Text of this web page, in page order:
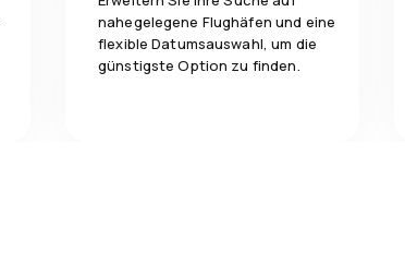
nahegelegene Flughäfen und eine
flexible Datumsauswahl, um die
günstigste Option zu finden.